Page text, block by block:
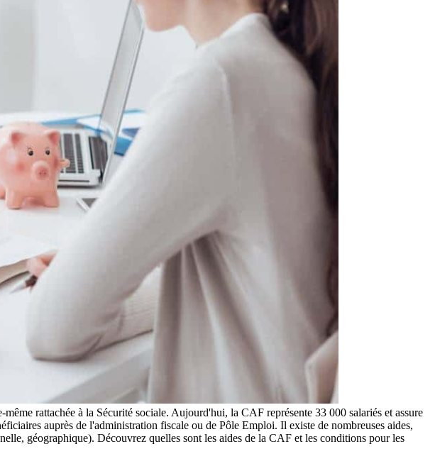
rattachée à la Sécurité sociale. Aujourd'hui, la CAF représente 33 000 salariés et assure
auprès de l'administration fiscale ou de Pôle Emploi. Il existe de nombreuses aides,
géographique). Découvrez quelles sont les aides de la CAF et les conditions pour les